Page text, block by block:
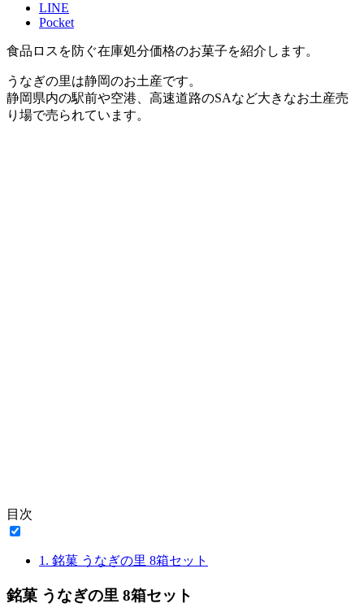
LINE
Pocket
食品ロスを防ぐ在庫処分価格のお菓子を紹介します。
うなぎの里は静岡のお土産です。
静岡県内の駅前や空港、高速道路のSAなど大きなお土産売
り場で売られています。
目次
1. 銘菓 うなぎの里 8箱セット
銘菓 うなぎの里 8箱セット